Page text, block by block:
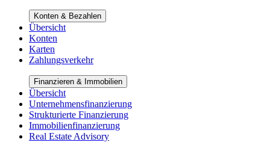
Konten & Bezahlen
Übersicht
Konten
Karten
Zahlungsverkehr
Finanzieren & Immobilien
Übersicht
Unternehmensfinanzierung
Strukturierte Finanzierung
Immobilienfinanzierung
Real Estate Advisory